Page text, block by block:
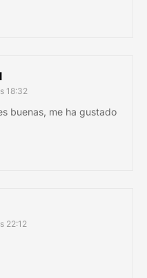
18:32
buenas, me ha gustado
22:12